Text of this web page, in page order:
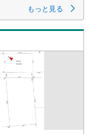
さい～
円助成
もっと見る